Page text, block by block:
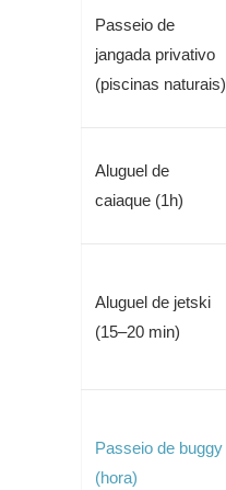
Passeio de
jangada privativo
(piscinas naturais)
Aluguel de
caiaque (1h)
Aluguel de jetski
(15–20 min)
Passeio de buggy
(hora)